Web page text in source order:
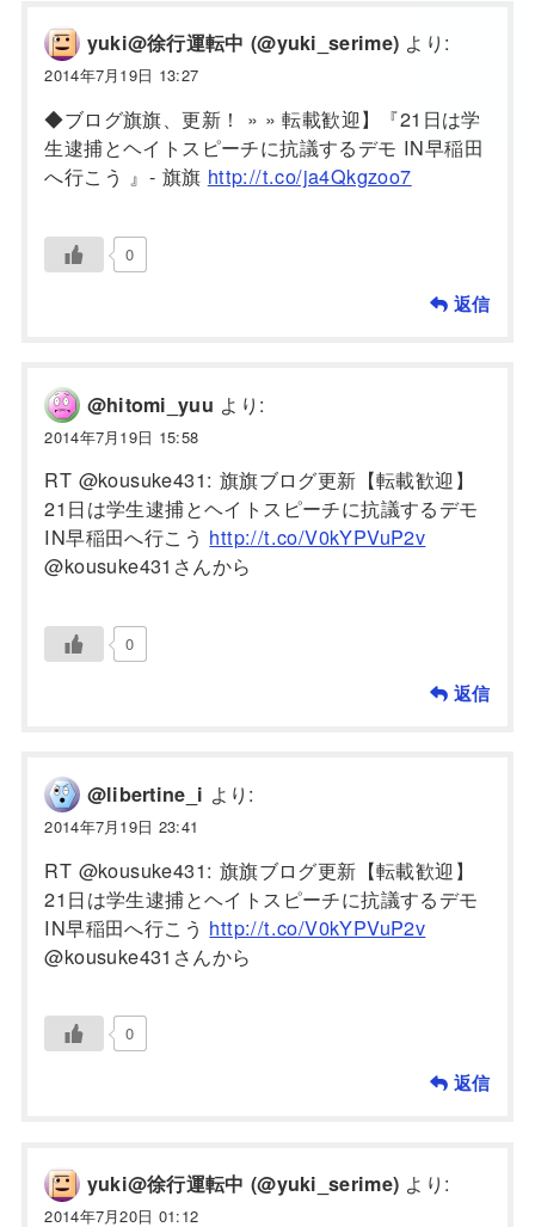
yuki@徐行運転中 (@yuki_serime) より:
2014年7月19日 13:27
◆ブログ旗旗、更新！ » » 転載歓迎】『21日は学
生逮捕とヘイトスピーチに抗議するデモ IN早稲田
へ行こう 』- 旗旗 http://t.co/ja4Qkgzoo7
0
返信
@hitomi_yuu より:
2014年7月19日 15:58
RT @kousuke431: 旗旗ブログ更新【転載歓迎】
21日は学生逮捕とヘイトスピーチに抗議するデモ
IN早稲田へ行こう http://t.co/V0kYPVuP2v
@kousuke431さんから
0
返信
@libertine_i より:
2014年7月19日 23:41
RT @kousuke431: 旗旗ブログ更新【転載歓迎】
21日は学生逮捕とヘイトスピーチに抗議するデモ
IN早稲田へ行こう http://t.co/V0kYPVuP2v
@kousuke431さんから
0
返信
yuki@徐行運転中 (@yuki_serime) より:
2014年7月20日 01:12